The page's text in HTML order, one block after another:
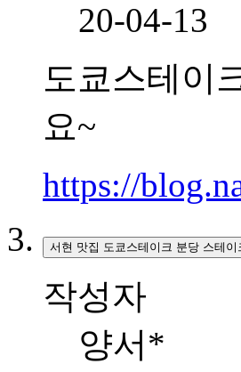
20-04-13
도쿄스테이
요~
https://
서현 맛집 도쿄스테이크 분당 스테이
작성자
양서*